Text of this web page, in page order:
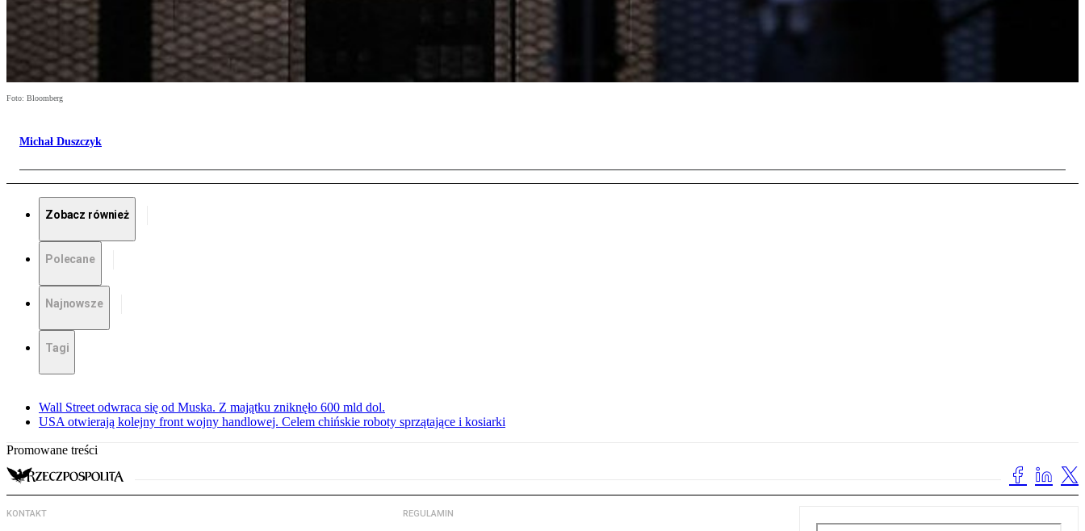
Foto: Bloomberg
Michał Duszczyk
Zobacz również
Polecane
Najnowsze
Tagi
Wall Street odwraca się od Muska. Z majątku zniknęło 600 mld dol.
USA otwierają kolejny front wojny handlowej. Celem chińskie roboty sprzątające i kosiarki
Promowane treści
KONTAKT REGULAMIN